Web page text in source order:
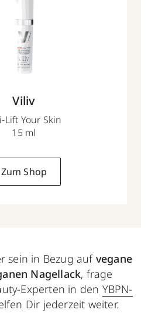
Viliv
Lift Your Skin
15 ml
Zum Shop
sein in Bezug auf vegane
Nagellack, frage
Experten in den YBPN-
Dir jederzeit weiter.